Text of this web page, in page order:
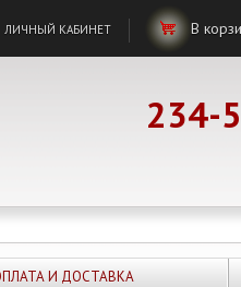
ЛИЧНЫЙ КАБИНЕТ В
234-
И ДОСТАВКА